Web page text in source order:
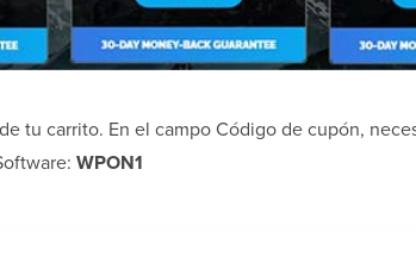
tu carrito. En el campo Código de cupón,
WPON1